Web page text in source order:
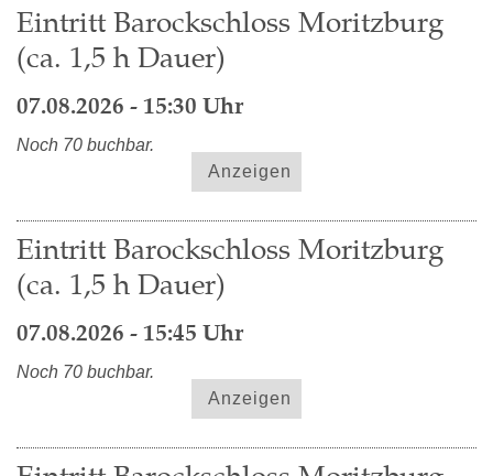
Eintritt Barockschloss Moritzburg
(ca. 1,5 h Dauer)
07.08.2026 - 15:30 Uhr
Noch 70 buchbar.
Anzeigen
Eintritt Barockschloss Moritzburg
(ca. 1,5 h Dauer)
07.08.2026 - 15:45 Uhr
Noch 70 buchbar.
Anzeigen